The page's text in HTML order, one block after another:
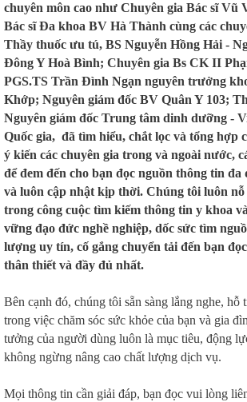
chuyên môn cao như Chuyên gia Bác sĩ Vũ
Bác sĩ Đa khoa BV Hà Thành cùng các
Thầy thuốc ưu tú, BS Nguyễn Hồng Hải -
Đông Y Hoà Bình; Chuyên gia Bs CK II
PGS.TS Trần Đình Ngạn nguyên trưởng
Khớp; Nguyên giám đốc BV Quân Y 103;
Nguyên giám đốc Trung tâm dinh dưỡng -
Quốc gia, đã tìm hiểu, chắt lọc và tổng hợp
ý kiến các chuyên gia trong và ngoài nước,
để đem đến cho bạn đọc nguồn thông tin
và luôn cập nhật kịp thời. Chúng tôi luôn
trong công cuộc tìm kiếm thông tin y khoa
vững đạo đức nghề nghiệp, dốc sức tìm
lượng uy tín, cố gắng chuyển tải đến bạn
thân thiết và đầy đủ nhất.
Bên cạnh đó, chúng tôi sẵn sàng lắng nghe, hỗ
trong việc chăm sóc sức khỏe của bạn và gia
tưởng của người dùng luôn là mục tiêu, động
không ngừng nâng cao chất lượng dịch vụ.
Mọi thông tin cần giải đáp, bạn đọc vui lòng